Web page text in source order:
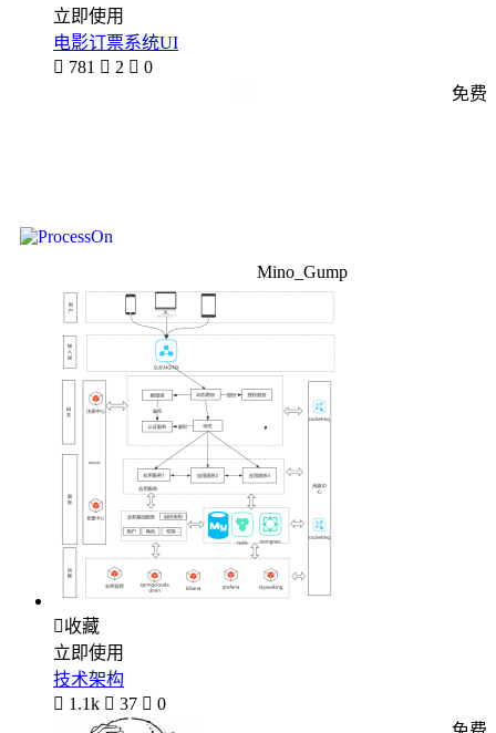
立即使用
电影订票系统UI
 781  2  0
Mino_Gump
免费
收藏
立即使用
技术架构
 1.1k  37  0